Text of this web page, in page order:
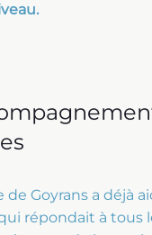
de Goyrans a déjà
répondait à tous